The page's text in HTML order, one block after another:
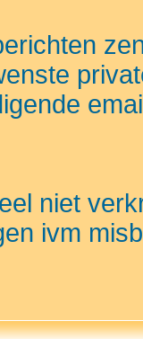
niet
ivm